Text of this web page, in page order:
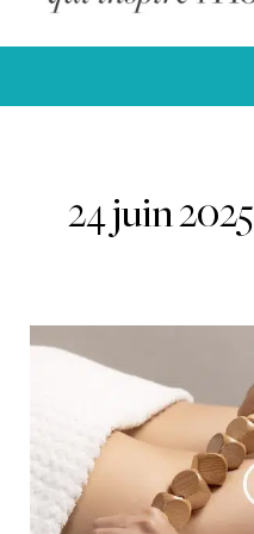
24 juin 2025
Massage
Nature